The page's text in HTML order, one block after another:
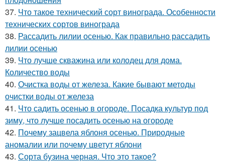
37. Что такое технический сорт винограда. Особенности
технических сортов винограда
38. Рассадить лилии осенью. Как правильно рассадить
лилии осенью
39. Что лучше скважина или колодец для дома.
Количество воды
40. Очистка воды от железа. Какие бывают методы
очистки воды от железа
41. Что садить осенью в огороде. Посадка культур под
зиму, что лучше посадить осенью на огороде
42. Почему зацвела яблоня осенью. Природные
аномалии или почему цветут яблони
43. Сорта бузина черная. Что это такое?